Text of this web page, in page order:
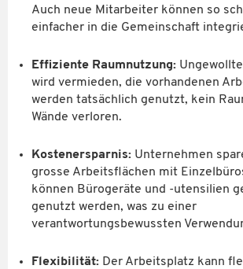
Auch neue Mitarbeiter können so
einfacher in die Gemeinschaft
Effiziente Raumnutzung:
wird vermieden, die vorhandenen
werden tatsächlich genutzt, kein
Wände verloren.
Kostenersparnis: Unternehmen
grosse Arbeitsflächen mit
können Bürogeräte und -utensilien
genutzt werden, was zu einer
verantwortungsbewussten
Flexibilität: Der Arbeitsplatz kann